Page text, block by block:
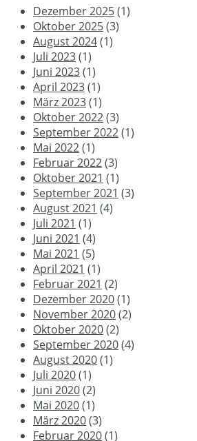
Dezember 2025(1)
Oktober 2025(3)
August 2024(1)
Juli 2023(1)
Juni 2023(1)
April 2023(1)
März 2023(1)
Oktober 2022(3)
September 2022(1)
Mai 2022(1)
Februar 2022(3)
Oktober 2021 (1)
September 2021 (3)
August 2021 (4)
Juli 2021 (1)
Juni 2021 (4)
Mai 2021 (5)
April 2021 (1)
Februar 2021 (2)
Dezember 2020(1)
November 2020(2)
Oktober 2020(2)
September 2020(4)
August 2020(1)
Juli 2020(1)
Juni 2020(2)
Mai 2020(1)
März 2020(3)
Februar 2020(1)